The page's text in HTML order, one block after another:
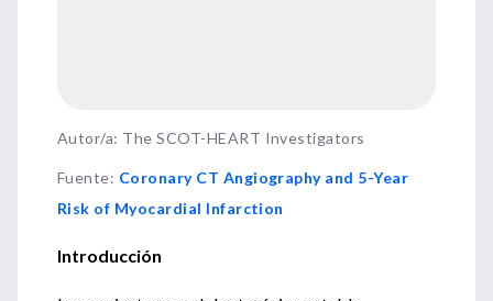
Autor/a: The SCOT-HEART Investigators
Fuente: Coronary CT Angiography and 5-Year
Risk of Myocardial Infarction
Introducción